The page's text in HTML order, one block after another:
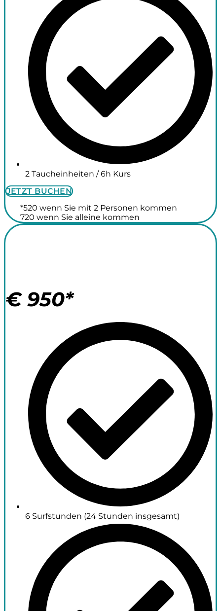
2 Taucheinheiten / 6h Kurs
JETZT BUCHEN
*520 wenn Sie mit 2 Personen kommen
720 wenn Sie alleine kommen
€ 950*
6 Surfstunden (24 Stunden insgesamt)